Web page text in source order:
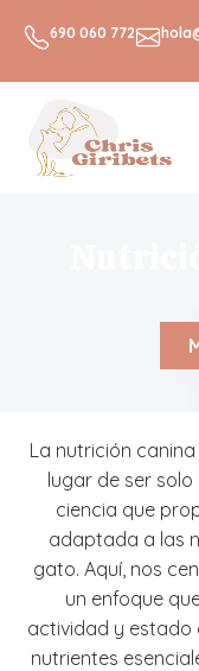
690 060 772
La nutrición
lugar de ser
ciencia que
adaptada a las
gato. Aquí, nos
un enfoque
actividad y estado
nutrientes